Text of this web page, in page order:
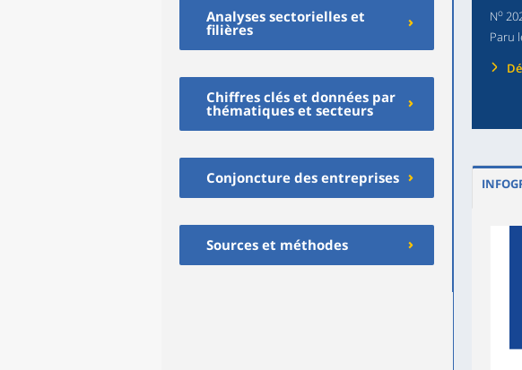
Analyses sectorielles et
filières
Chiffres clés et données par
thématiques et secteurs
Conjoncture des entreprises
Sources et méthodes
No
Paru